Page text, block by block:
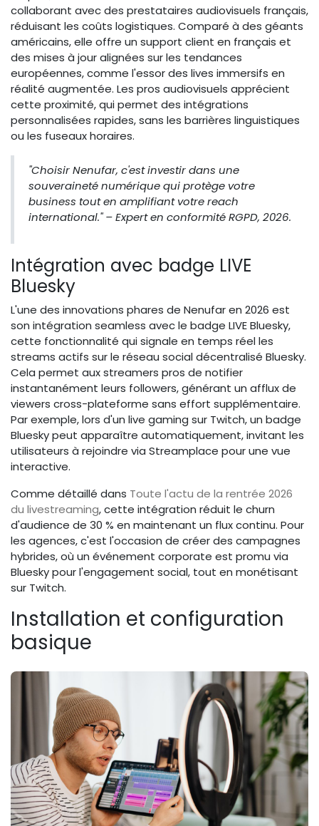
collaborant avec des prestataires audiovisuels français,
réduisant les coûts logistiques. Comparé à des géants
américains, elle offre un support client en français et
des mises à jour alignées sur les tendances
européennes, comme l'essor des lives immersifs en
réalité augmentée. Les pros audiovisuels apprécient
cette proximité, qui permet des intégrations
personnalisées rapides, sans les barrières linguistiques
ou les fuseaux horaires.
"Choisir Nenufar, c'est investir dans une
souveraineté numérique qui protège votre
business tout en amplifiant votre reach
international." – Expert en conformité RGPD, 2026.
Intégration avec badge LIVE
Bluesky
L'une des innovations phares de Nenufar en 2026 est
son intégration seamless avec le badge LIVE Bluesky,
cette fonctionnalité qui signale en temps réel les
streams actifs sur le réseau social décentralisé Bluesky.
Cela permet aux streamers pros de notifier
instantanément leurs followers, générant un afflux de
viewers cross-plateforme sans effort supplémentaire.
Par exemple, lors d'un live gaming sur Twitch, un badge
Bluesky peut apparaître automatiquement, invitant les
utilisateurs à rejoindre via Streamplace pour une vue
interactive.
Comme détaillé dans Toute l'actu de la rentrée 2026
du livestreaming, cette intégration réduit le churn
d'audience de 30 % en maintenant un flux continu. Pour
les agences, c'est l'occasion de créer des campagnes
hybrides, où un événement corporate est promu via
Bluesky pour l'engagement social, tout en monétisant
sur Twitch.
Installation et configuration
basique